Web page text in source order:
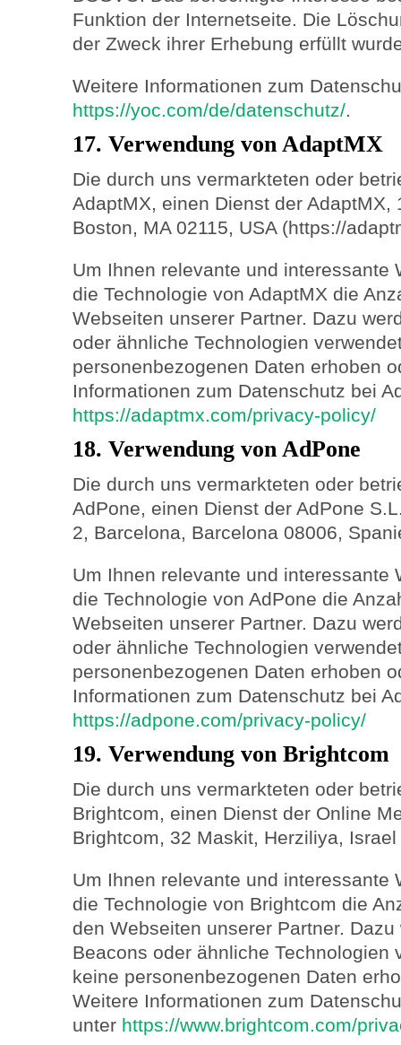
Funktion der Internetseite. Die
der Zweck ihrer Erhebung erfüllt
Weitere Informationen zum
https://yoc.com/de/datenschutz/.
17. Verwendung von AdaptMX
Die durch uns vermarkteten oder
AdaptMX, einen Dienst der AdaptMX,
Boston, MA 02115, USA (https://
Um Ihnen relevante und interessante
die Technologie von AdaptMX die
Webseiten unserer Partner. Dazu
oder ähnliche Technologien
personenbezogenen Daten erhoben
Informationen zum Datenschutz bei
https://adaptmx.com/privacy-policy/
18. Verwendung von AdPone
Die durch uns vermarkteten oder
AdPone, einen Dienst der AdPone
2, Barcelona, Barcelona 08006,
Um Ihnen relevante und interessante
die Technologie von AdPone die
Webseiten unserer Partner. Dazu
oder ähnliche Technologien
personenbezogenen Daten erhoben
Informationen zum Datenschutz bei
https://adpone.com/privacy-policy/
19. Verwendung von Brightcom
Die durch uns vermarkteten oder
Brightcom, einen Dienst der Online
Brightcom, 32 Maskit, Herziliya,
Um Ihnen relevante und interessante
die Technologie von Brightcom die
den Webseiten unserer Partner.
Beacons oder ähnliche Technologien
keine personenbezogenen Daten
Weitere Informationen zum
unter https://www.brightcom.com/